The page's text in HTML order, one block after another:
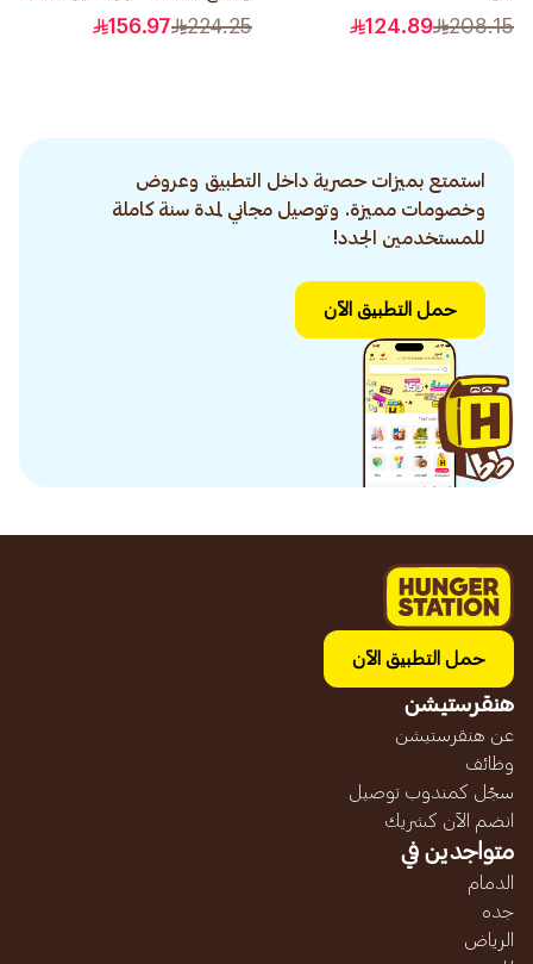
208.15
124.89
للهالات السوداء 15مل
224.25
156.97
استمتع بميزات حصرية داخل التطبيق وعروض
وخصومات مميزة. وتوصيل مجاني لمدة سنة كاملة
للمستخدمين الجدد!
حمل التطبيق الآن
حمل التطبيق الآن
هنقرستيشن
عن هنقرستيشن
وظائف
سجّل كمندوب توصيل
انضم الآن كشريك
متواجدين في
الدمام
جده
الرياض